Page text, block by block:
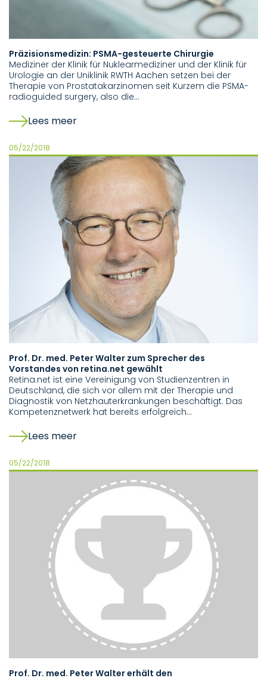
Präzisionsmedizin: PSMA-gesteuerte Chirurgie
Mediziner der Klinik für Nuklearmediziner und der Klinik für
Urologie an der Uniklinik RWTH Aachen setzen bei der
Therapie von Prostatakarzinomen seit Kurzem die PSMA-
radioguided surgery, also die…
Lees meer
05/22/2018
Prof. Dr. med. Peter Walter zum Sprecher des
Vorstandes von retina.net gewählt
Retina.net ist eine Vereinigung von Studienzentren in
Deutschland, die sich vor allem mit der Therapie und
Diagnostik von Netzhauterkrankungen beschäftigt. Das
Kompetenznetwerk hat bereits erfolgreich…
Lees meer
05/22/2018
Prof. Dr. med. Peter Walter erhält den